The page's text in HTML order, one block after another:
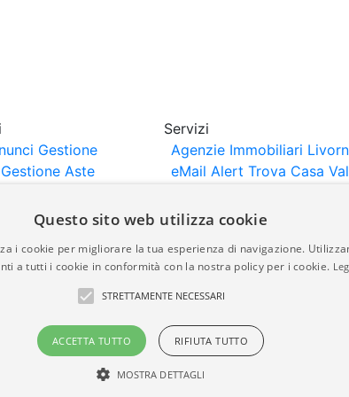
Gestione
Gestione Aste
Importazione
Servizi
Agenzie Immobiliari
eMail Alert Trova Casa
vengono pubblicati da agenzie immobiliari e
correttezza, della completezza, della
Questo sito web utilizza cookie
i cookie per migliorare la tua esperienza di navigazione.
a tutti i cookie in conformità con la nostra policy per i cookie.
STRETTAMENTE NECESSARI
ACCETTA TUTTO RIFIUTA TUTTO
MOSTRA DETTAGLI